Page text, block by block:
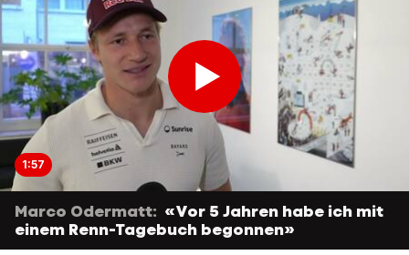
1:57
Marco Odermatt: «Vor 5 Jahren habe ich mit
einem Renn-Tagebuch begonnen»